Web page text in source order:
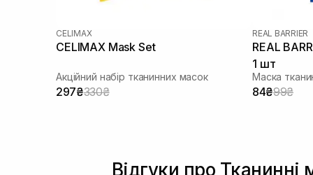
CELIMAX
CELIMAX Mask Set
Акційний набір тканинних масок
297₴330₴
REAL BARRIER
REAL
1 шт
Маска
84₴99₴
Відгуки про Тканинні